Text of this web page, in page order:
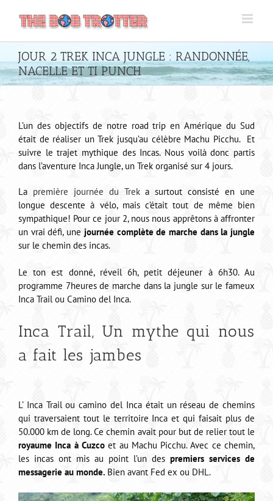
contenu
JOUR 2 TREK INCA JUNGLE : RANDONNÉE,
NACELLE ET TI PUNCH
L’un des objectifs de notre road trip en Amérique du Sud
était de réaliser un Trek jusqu’au célèbre Machu Picchu. Et
suivre le trajet mythique des Incas. Nous voilà donc partis
dans l’aventure Inca Jungle, un Trek organisé sur 4 jours.
La première journée du Treka surtout consisté en une
longue descente à vélo, mais c’était tout de même bien
sympathique! Pour ce jour 2, nous nous apprêtons à affronter
un vrai défi, une journée complète de marche dans la jungle
sur le chemin des incas.
Le ton est donné, réveil 6h, petit déjeuner à 6h30. Au
programme 7heures de marche dans la jungle sur le fameux
Inca Trail ou Camino del Inca.
Inca Trail, Un mythe qui nous
a fait les jambes
L’ Inca Trail ou camino del Inca était un réseau de chemins
qui traversaient tout le territoire Inca et qui faisait plus de
50.000 km de long. Ce chemin avait pour but de relier tout le
royaume Inca à Cuzcoet au Machu Picchu. Avec ce chemin,
les incas ont mis au point l’un des premiers services de
messagerie au monde. Bien avant Fed ex ou DHL.